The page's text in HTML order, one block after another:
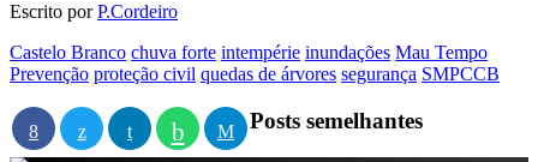
Escrito porP.Cordeiro
Castelo Branco chuva forte intempérie inundações Mau Tempo
Prevenção proteção civil quedas de árvores segurança SMPCCB
Posts semelhantes